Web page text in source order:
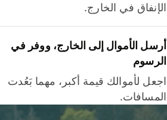
الإنفاق في الخارج.
أرسل الأموال إلى الخارج، ووفر في
الرسوم
اجعل لأموالك قيمة أكبر، مهما بَعُدت
المسافات.